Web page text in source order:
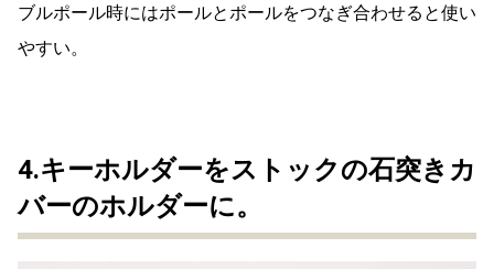
ブルポール時にはポールとポールをつなぎ合わせると使い
やすい。
4.キーホルダーをストックの石突きカ
バーのホルダーに。